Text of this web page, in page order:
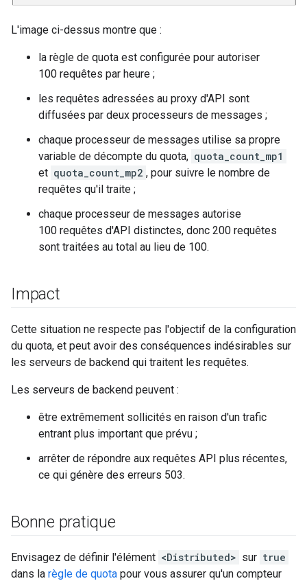
L'image ci-dessus montre que :
la règle de quota est configurée pour autoriser
100 requêtes par heure ;
les requêtes adressées au proxy d'API sont
diffusées par deux processeurs de messages ;
chaque processeur de messages utilise sa propre
variable de décompte du quota, quota_count_mp1
et quota_count_mp2 , pour suivre le nombre de
requêtes qu'il traite ;
chaque processeur de messages autorise
100 requêtes d'API distinctes, donc 200 requêtes
sont traitées au total au lieu de 100.
Impact
Cette situation ne respecte pas l'objectif de la configuration
du quota, et peut avoir des conséquences indésirables sur
les serveurs de backend qui traitent les requêtes.
Les serveurs de backend peuvent :
être extrêmement sollicités en raison d'un trafic
entrant plus important que prévu ;
arrêter de répondre aux requêtes API plus récentes,
ce qui génère des erreurs 503.
Bonne pratique
Envisagez de définir l'élément <Distributed> sur true
dans la règle de quota pour vous assurer qu'un compteur